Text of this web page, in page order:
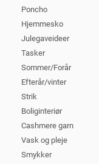
Poncho
Hjemmesko
Julegaveideer
Tasker
Sommer/Forår
Efterår/vinter
Strik
Boliginteriør
Cashmere garn
Vask og pleje
Smykker